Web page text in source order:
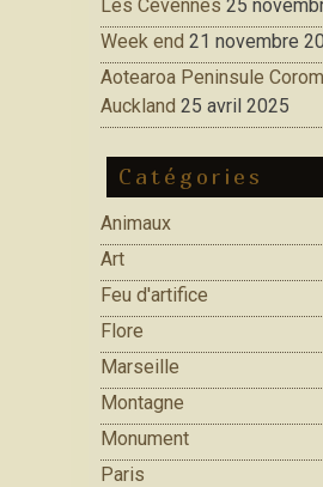
Les Cévennes 25
Week end 21 novembre
Aotearoa Peninsule
Auckland 25 avril 2025
Catégories
Animaux
Art
Feu d'artifice
Flore
Marseille
Montagne
Monument
Paris